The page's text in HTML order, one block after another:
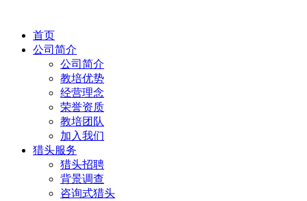
首页
公司简介
公司简介
教培优势
经营理念
荣誉资质
教培团队
加入我们
猎头服务
猎头招聘
背景调查
咨询式猎头